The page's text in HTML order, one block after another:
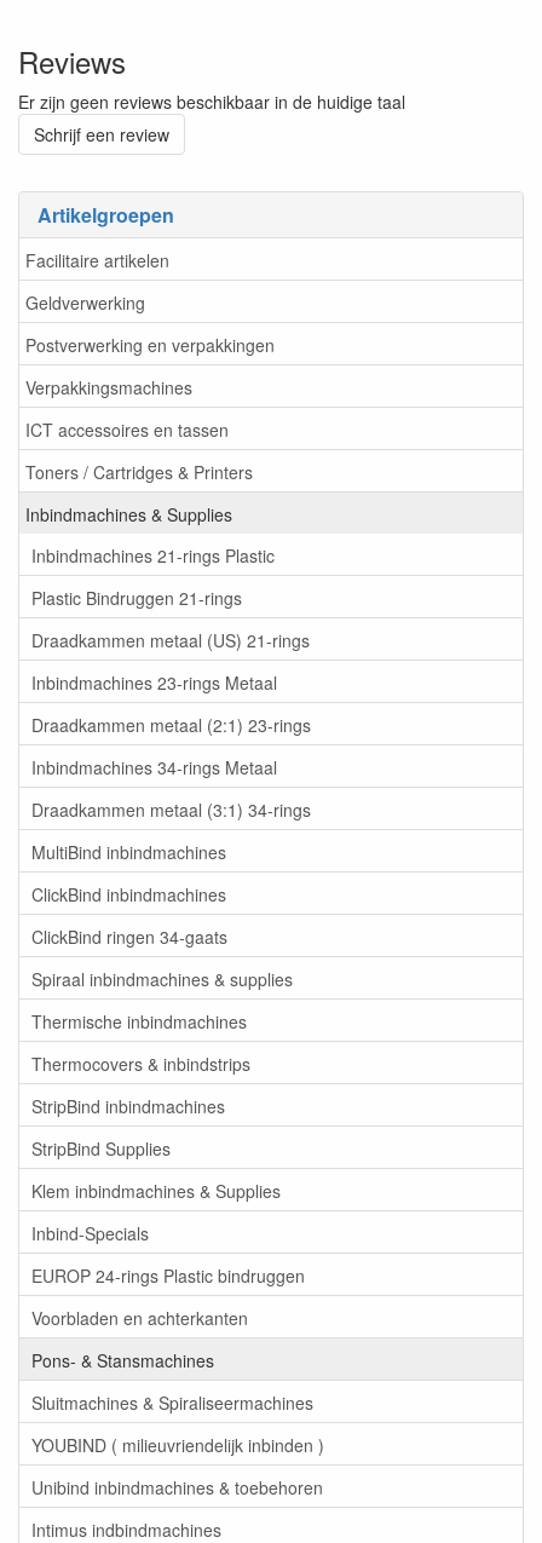
Artikelgroepen
Facilitaire artikelen
Geldverwerking
Postverwerking en verpakkingen
Verpakkingsmachines
ICT accessoires en tassen
Toners / Cartridges & Printers
Inbindmachines & Supplies
Inbindmachines 21-rings Plastic
Plastic Bindruggen 21-rings
Draadkammen metaal (US) 21-rings
Inbindmachines 23-rings Metaal
Draadkammen metaal (2:1) 23-rings
Inbindmachines 34-rings Metaal
Draadkammen metaal (3:1) 34-rings
MultiBind inbindmachines
ClickBind inbindmachines
ClickBind ringen 34-gaats
Spiraal inbindmachines & supplies
Thermische inbindmachines
Thermocovers & inbindstrips
StripBind inbindmachines
StripBind Supplies
Klem inbindmachines & Supplies
Inbind-Specials
EUROP 24-rings Plastic bindruggen
Voorbladen en achterkanten
Pons- & Stansmachines
Sluitmachines & Spiraliseermachines
YOUBIND ( milieuvriendelijk inbinden )
Unibind inbindmachines & toebehoren
Intimus indbindmachines
Reviews
Er zijn geen reviews beschikbaar in de huidige taal
Schrijf een review